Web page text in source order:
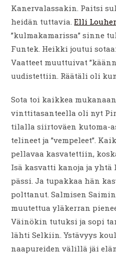
Kanervalassakin. Paitsi
heidän tuttavia.Elli
”kulmakamarissa” sinne
Funtek. Heikki joutui
Vaatteet muuttuivat
uudistettiin. Räätäli oli
Sota toi kaikkea
vinttitasanteella oli nyt
tilalla siirtoväen kutoma-
telineet ja ”vempeleet”.
pellavaa kasvatettiin,
Isä kasvatti kanoja ja yhtä
pässi. Ja tupakkaa hän
polttanut. Salmisen
muutettua yläkerran
Väinökin tutuksi ja sopi
lähti Selkiin. Ystävyys
naapureiden välillä jäi